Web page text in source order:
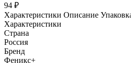
94 ₽
Характеристики Описание
Характеристики
Страна
Россия
Бренд
Феникс+